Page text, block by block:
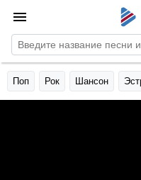
Поп Рок Шансон